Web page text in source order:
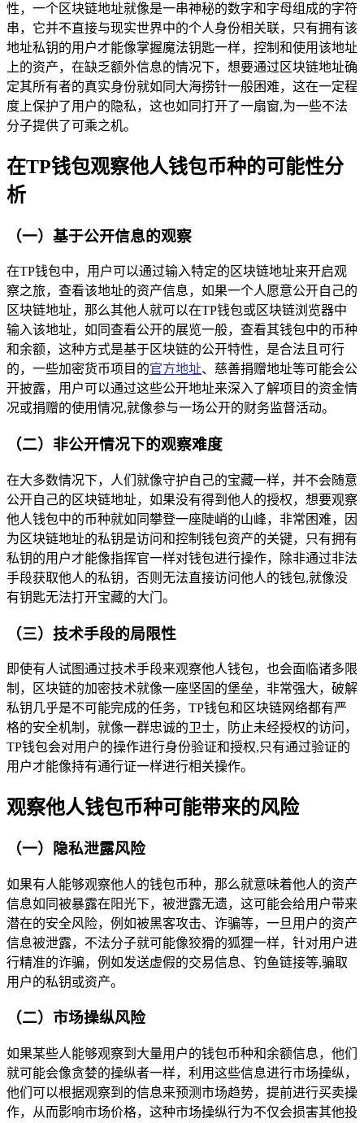
性，一个区块链地址就像是一串神秘的数字和字母组成的字符
串，它并不直接与现实世界中的个人身份相关联，只有拥有该
地址私钥的用户才能像掌握魔法钥匙一样，控制和使用该地址
上的资产，在缺乏额外信息的情况下，想要通过区块链地址确
定其所有者的真实身份就如同大海捞针一般困难，这在一定程
度上保护了用户的隐私，这也如同打开了一扇窗,为一些不法
分子提供了可乘之机。
在TP钱包观察他人钱包币种的可能性分
析
（一）基于公开信息的观察
在TP钱包中，用户可以通过输入特定的区块链地址来开启观
察之旅，查看该地址的资产信息，如果一个人愿意公开自己的
区块链地址，那么其他人就可以在TP钱包或区块链浏览器中
输入该地址，如同查看公开的展览一般，查看其钱包中的币种
和余额，这种方式是基于区块链的公开特性，是合法且可行
的，一些加密货币项目的官方地址、慈善捐赠地址等可能会公
开披露，用户可以通过这些公开地址来深入了解项目的资金情
况或捐赠的使用情况,就像参与一场公开的财务监督活动。
（二）非公开情况下的观察难度
在大多数情况下，人们就像守护自己的宝藏一样，并不会随意
公开自己的区块链地址，如果没有得到他人的授权，想要观察
他人钱包中的币种就如同攀登一座陡峭的山峰，非常困难，因
为区块链地址的私钥是访问和控制钱包资产的关键，只有拥有
私钥的用户才能像指挥官一样对钱包进行操作，除非通过非法
手段获取他人的私钥，否则无法直接访问他人的钱包,就像没
有钥匙无法打开宝藏的大门。
（三）技术手段的局限性
即使有人试图通过技术手段来观察他人钱包，也会面临诸多限
制，区块链的加密技术就像一座坚固的堡垒，非常强大，破解
私钥几乎是不可能完成的任务，TP钱包和区块链网络都有严
格的安全机制，就像一群忠诚的卫士，防止未经授权的访问，
TP钱包会对用户的操作进行身份验证和授权,只有通过验证的
用户才能像持有通行证一样进行相关操作。
观察他人钱包币种可能带来的风险
（一）隐私泄露风险
如果有人能够观察他人的钱包币种，那么就意味着他人的资产
信息如同被暴露在阳光下，被泄露无遗，这可能会给用户带来
潜在的安全风险，例如被黑客攻击、诈骗等，一旦用户的资产
信息被泄露，不法分子就可能像狡猾的狐狸一样，针对用户进
行精准的诈骗，例如发送虚假的交易信息、钓鱼链接等,骗取
用户的私钥或资产。
（二）市场操纵风险
如果某些人能够观察到大量用户的钱包币种和余额信息，他们
就可能会像贪婪的操纵者一样，利用这些信息进行市场操纵，
他们可以根据观察到的信息来预测市场趋势，提前进行买卖操
作，从而影响市场价格，这种市场操纵行为不仅会损害其他投